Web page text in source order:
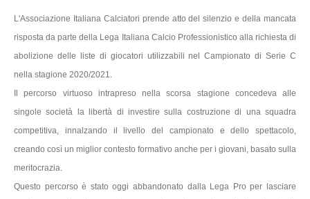
L'Associazione Italiana Calciatori prende atto del silenzio e della mancata
risposta da parte della Lega Italiana Calcio Professionistico alla richiesta di
abolizione delle liste di giocatori utilizzabili nel Campionato di Serie C
nella stagione 2020/2021.
Il percorso virtuoso intrapreso nella scorsa stagione concedeva alle
singole società la libertà di investire sulla costruzione di una squadra
competitiva, innalzando il livello del campionato e dello spettacolo,
creando così un miglior contesto formativo anche per i giovani, basato sulla
meritocrazia.
Questo percorso è stato oggi abbandonato dalla Lega Pro per lasciare